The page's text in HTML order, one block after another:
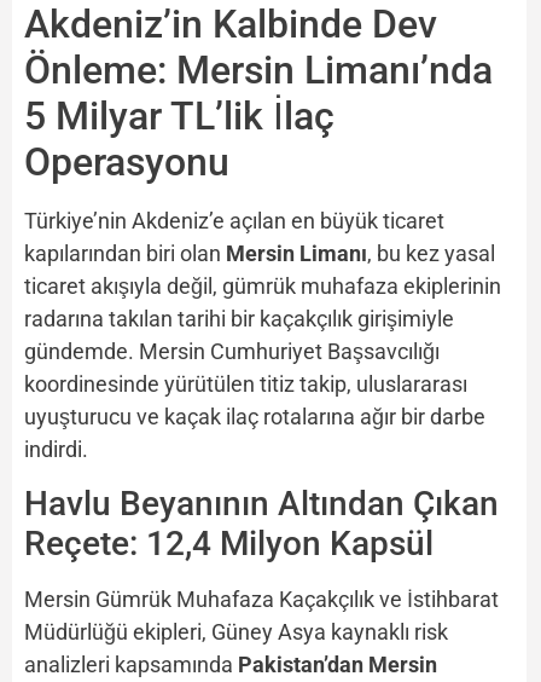
Akdeniz’in Kalbinde Dev
Önleme: Mersin Limanı’nda
5 Milyar TL’lik İlaç
Operasyonu
Türkiye’nin Akdeniz’e açılan en büyük ticaret
kapılarından biri olan Mersin Limanı, bu kez yasal
ticaret akışıyla değil, gümrük muhafaza ekiplerinin
radarına takılan tarihi bir kaçakçılık girişimiyle
gündemde. Mersin Cumhuriyet Başsavcılığı
koordinesinde yürütülen titiz takip, uluslararası
uyuşturucu ve kaçak ilaç rotalarına ağır bir darbe
indirdi.
Havlu Beyanının Altından Çıkan
Reçete: 12,4 Milyon Kapsül
Mersin Gümrük Muhafaza Kaçakçılık ve İstihbarat
Müdürlüğü ekipleri, Güney Asya kaynaklı risk
analizleri kapsamında Pakistan’dan Mersin